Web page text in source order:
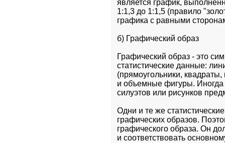
является график,
1:1,3 до 1:1,5 (правило
графика с равными
б) Графический образ
Графический образ - это
статистические данные:
(прямоугольники, квадраты,
и объемные фигуры. Иногда
силуэтов или рисунков
Одни и те же
графических образов.
графического образа. Он
и соответствовать